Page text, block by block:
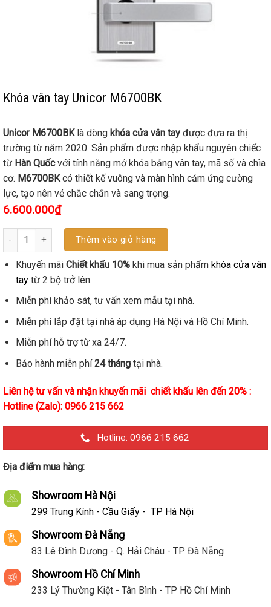
Khóa vân tay Unicor M6700BK
Unicor M6700BKlà dòng khóa cửa vân tay được đưa ra thị
trường từ năm 2020. Sản phẩm được nhập khẩu nguyên chiếc
từ Hàn Quốcvới tính năng mở khóa bằng vân tay, mã số và chìa
cơ. M6700BKcó thiết kế vuông và màn hình cảm ứng cường
lực, tạo nên vẻ chắc chắn và sang trọng.
6.600.000₫
Số lượng Thêm vào giỏ hàng
Khuyến mãiChiết khấu 10%khi mua sản phẩm khóa cửa vân
taytừ 2 bộ trở lên.
Miễn phí khảo sát, tư vấn xem mẫu tại nhà.
Miễn phí lắp đặt tại nhà áp dụng Hà Nội và Hồ Chí Minh.
Miễn phí hỗ trợ từ xa 24/7.
Bảo hành miễn phí24 thángtại nhà.
Liên hệ tư vấn và nhận khuyến mãi chiết khấu lên đến 20% :
Hotline (Zalo): 0966 215 662
Hotline: 0966 215 662
Địa điểm mua hàng:
Showroom Hà Nội
299 Trung Kính - Cầu Giấy - TP Hà Nội
Showroom Đà Nẵng
83 Lê Đình Dương - Q. Hải Châu - TP Đà Nẵng
Showroom Hồ Chí Minh
233 Lý Thường Kiệt - Tân Bình - TP Hồ Chí Minh